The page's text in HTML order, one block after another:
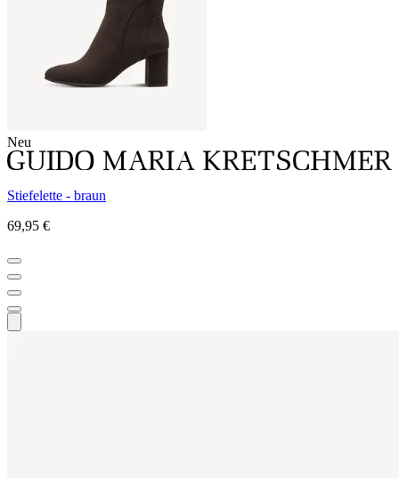
Neu
Stiefelette - braun
69,95 €